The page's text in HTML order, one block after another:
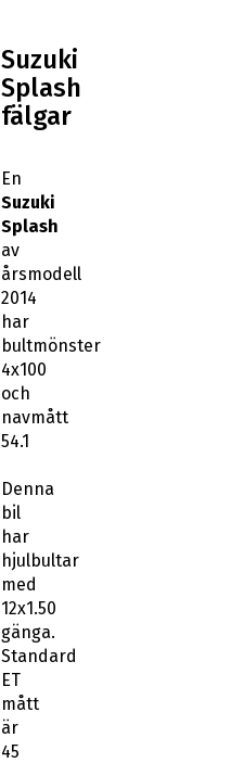
Suzuki
Splash
fälgar
En
Suzuki
Splash
av
årsmodell
2014
har
bultmönster
4x100
och
navmått
54.1
Denna
bil
har
hjulbultar
med
12x1.50
gänga.
Standard
ET
mått
är
45